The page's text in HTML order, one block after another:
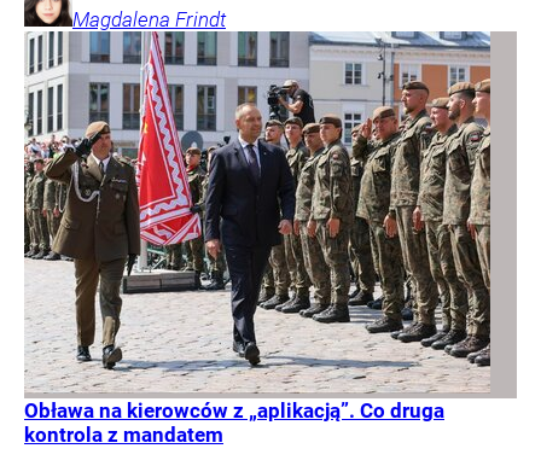
Magdalena Frindt
Obława na kierowców z „aplikacją”. Co druga
kontrola z mandatem